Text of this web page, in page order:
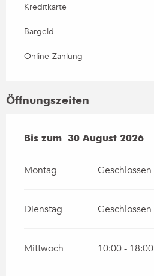
Kreditkarte
Bargeld
Online-Zahlung
Öffnungszeiten
vom4 Juli 2026bis zum
Bis zum 30 August 2026
Montag Geschlossen
Dienstag Geschlossen
Mittwoch 10:00 - 18:00